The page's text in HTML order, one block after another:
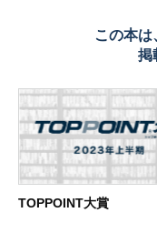
この本は
掲
TOPPOINT大賞